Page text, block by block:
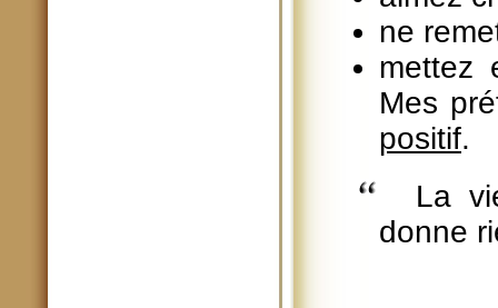
ne
mettez
Mes
positif.
La
donne